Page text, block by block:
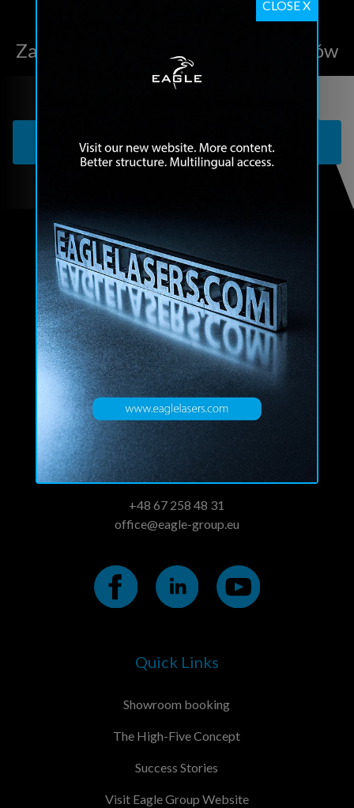
Zapoznaj się z naszą ofertą produktów
POBIERZ NASZĄ BROSZURĘ
EAGLE SP z o.o.
Nowomiejska 74E
78-600 Walcz
POLAND
+48 67 258 48 31
office@eagle-group.eu
Quick Links
Showroom booking
The High-Five Concept
Success Stories
Visit Eagle Group Website
CLOSE X